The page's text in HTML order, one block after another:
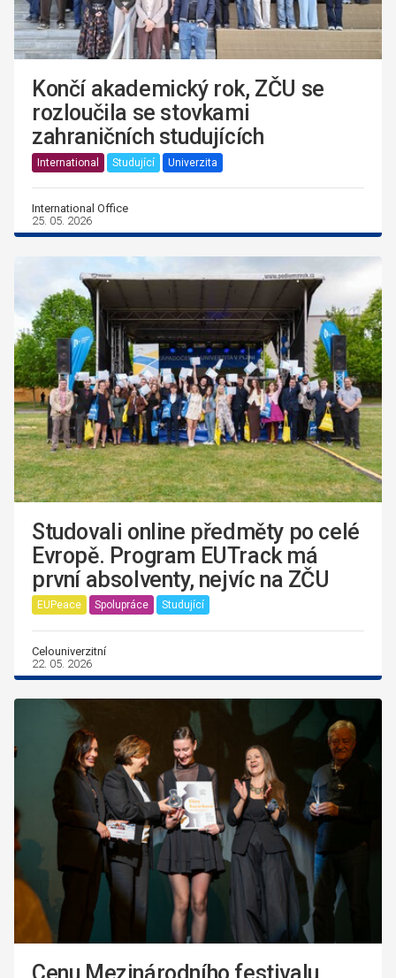
Končí akademický rok, ZČU se
rozloučila se stovkami
zahraničních studujících
International Studující Univerzita
International Office
25. 05. 2026
Studovali online předměty po celé
Evropě. Program EUTrack má
první absolventy, nejvíc na ZČU
EUPeace Spolupráce Studující
Celouniverzitní
22. 05. 2026